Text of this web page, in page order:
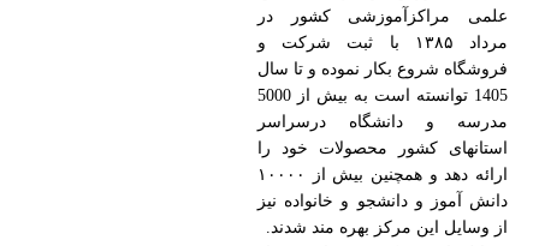
علمی مراکزآموزشی کشور در
مرداد ۱۳۸۵ با ثبت شرکت و
فروشگاه شروع بکار نموده و تا سال
1405 توانسته است به بیش از 5000
مدرسه و دانشگاه درسراسر
استانهای کشور محصولات خود را
ارائه دهد و همچنین بیش از ۱۰۰۰۰
دانش آموز و دانشجو و خانواده نیز
از وسایل این مرکز بهره مند شدند.